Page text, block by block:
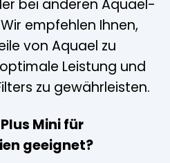
bei anderen Aquael-
empfehlen Ihnen,
von Aquael zu
Leistung und
zu gewährleisten.
Mini für
geeignet?